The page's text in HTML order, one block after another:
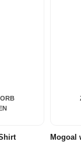
Mogoal